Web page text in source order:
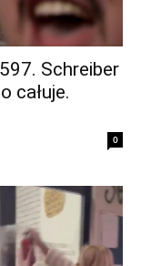
Schreiber
całuje.
0